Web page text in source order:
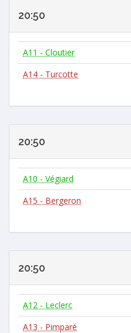
20:50
A11 - Cloutier
A14 - Turcotte
20:50
A10 - Végiard
A15 - Bergeron
20:50
A12 - Leclerc
A13 - Pimparé